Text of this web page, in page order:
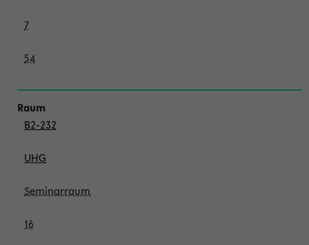
7
54
B2-232
UHG
Seminarraum
16